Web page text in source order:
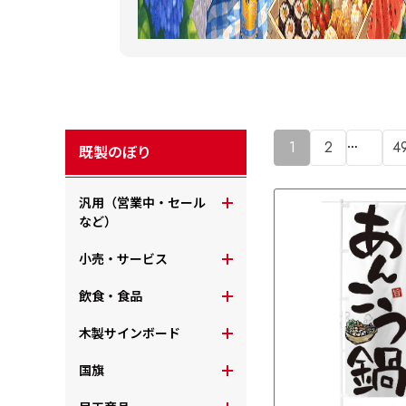
既製のぼり
汎用（営業中・セール
など）
小売・サービス
飲食・食品
木製サインボード
国旗
1 2 …